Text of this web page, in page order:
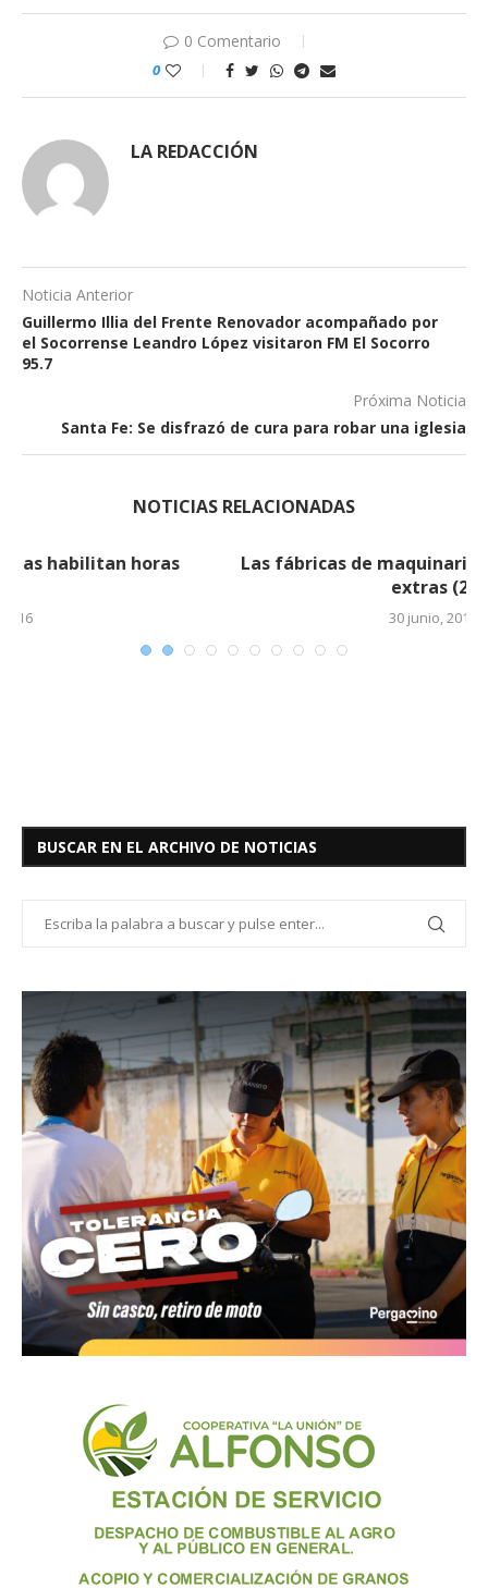
0 Comentario
0
LA REDACCIÓN
Noticia Anterior
Guillermo Illia del Frente Renovador acompañado por
el Socorrense Leandro López visitaron FM El Socorro
95.7
Próxima Noticia
Santa Fe: Se disfrazó de cura para robar una iglesia
NOTICIAS RELACIONADAS
Las fábricas de maquinarias habilitan horas
BUSCAR EN EL ARCHIVO DE NOTICIAS